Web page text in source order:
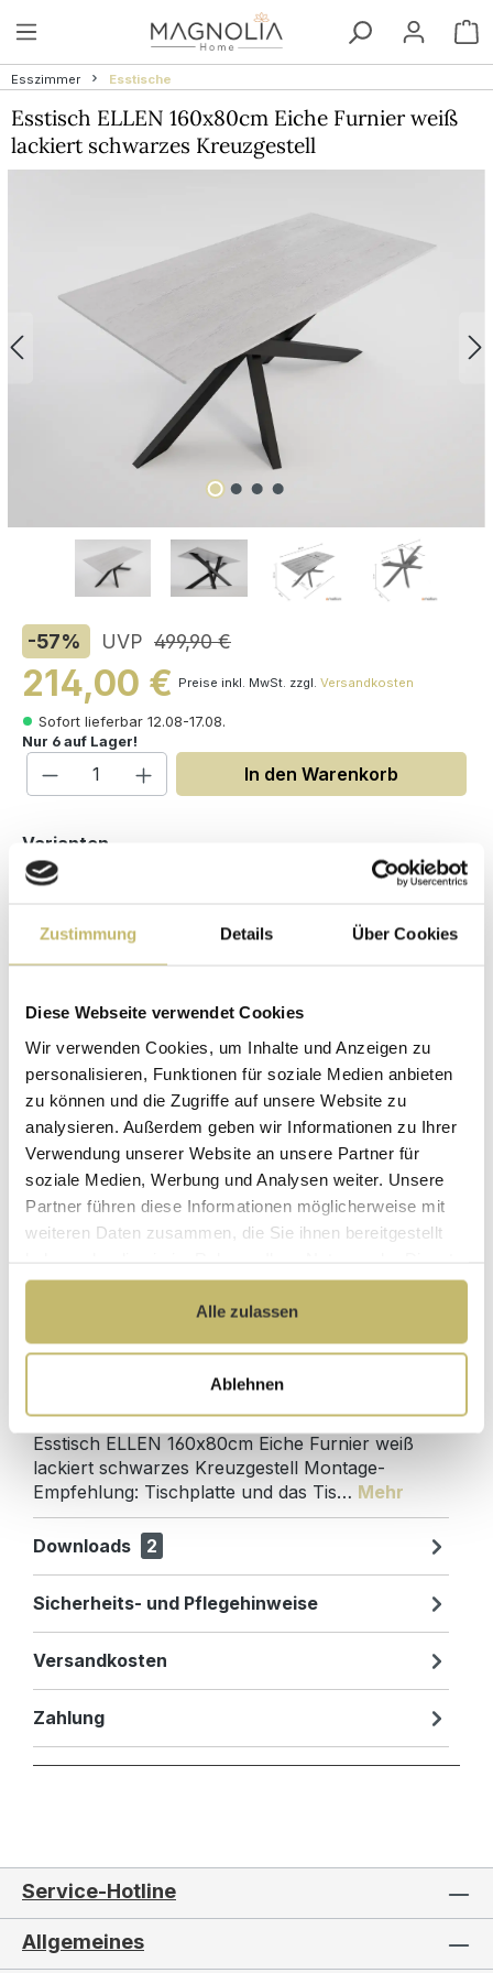
Zustimmung Details Über Cookies
Diese Webseite verwendet Cookies
Wir verwenden Cookies, um Inhalte und Anzeigen zu
personalisieren, Funktionen für soziale Medien anbieten
zu können und die Zugriffe auf unsere Website zu
analysieren. Außerdem geben wir Informationen zu Ihrer
Verwendung unserer Website an unsere Partner für
soziale Medien, Werbung und Analysen weiter. Unsere
Partner führen diese Informationen möglicherweise mit
weiteren Daten zusammen, die Sie ihnen bereitgestellt
gesammelt haben.
Alle zulassen
Ablehnen
Zum Hauptinhalt springen
Esszimmer Esstische
Esstisch ELLEN 160x80cm Eiche Furnier weiß
lackiert schwarzes Kreuzgestell
-57% UVP 499,90 €
214,00 € Preise inkl. MwSt. zzgl. Versandkosten
Sofort lieferbar 12.08-17.08.
Nur 6 auf Lager!
Produkt Anzahl: Gib den
In den Warenkorb
Varianten
Hochwertige
Materialien
Herstellerpreis
ohne
Zwischenhändler
Kundenbetreuung
mit bester
Bewertung
Gut verpackt für
beschädigungsfreie
Lieferung
Designed in
Germany
1 Monat risikofreies
Rückgaberecht
Produktdetails
Esstisch ELLEN 160x80cm Eiche Furnier weiß
lackiert schwarzes Kreuzgestell Montage-
Empfehlung: Tischplatte und das Tis… Mehr
Downloads 2
Sicherheits- und Pflegehinweise
Versandkosten
Zahlung
Service-Hotline
Allgemeines